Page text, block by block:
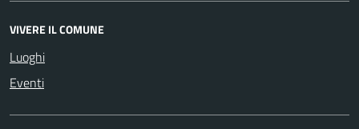
VIVERE IL COMUNE
Luoghi
Eventi